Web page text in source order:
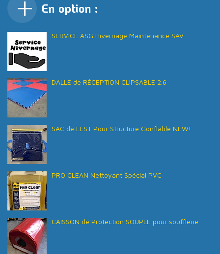
En option :
SERVICE ASG Hivernage Maintenance SAV
DALLE de RÉCEPTION CLIPSABLE 2.6
SAC de LEST Pour Structure Gonflable NEW!
PRO CLEAN Nettoyant Spécial PVC
CAISSON de Protection SOUPLE pour soufflerie